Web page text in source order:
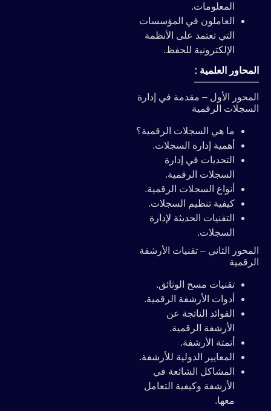
المعلومات.
العاملون في المؤسسات
التي تعتمد على الأنظمة
الإلكترونية للحفظ.
المحاور العلمية :
المحور الأول – مقدمة في إدارة
السجلات الرقمية
ما هي السجلات الرقمية؟
أهمية إدارة السجلات.
التحديات في إدارة
السجلات الرقمية.
أنواع السجلات الرقمية.
كيفية تنظيم السجلات.
التقنيات الحديثة لإدارة
السجلات.
المحور الثاني – تقنيات الأرشفة
الرقمية
تقنيات مسح الوثائق.
أدوات الأرشفة الرقمية.
الفوائد الناتجة عن
الأرشفة الرقمية.
أتمتة الأرشفة.
المعايير الدولية للأرشفة.
المشاكل الشائعة في
الأرشفة وكيفية التعامل
معها.